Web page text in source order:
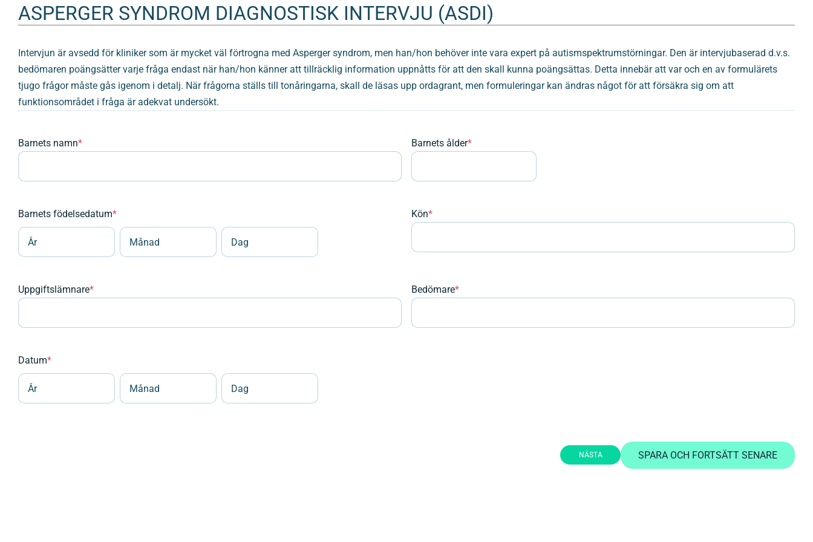
ASPERGER SYNDROM DIAGNOSTISK INTERVJU (ASDI)
Intervjun är avsedd för kliniker som är mycket väl förtrogna med Asperger syndrom, men han/hon behöver inte vara expert på autismspektrumstörningar. Den är intervjubaserad d.v.s.
bedömaren poängsätter varje fråga endast när han/hon känner att tillräcklig information uppnåtts för att den skall kunna poängsättas. Detta innebär att var och en av formulärets
tjugo frågor måste gås igenom i detalj. När frågorna ställs till tonåringarna, skall de läsas upp ordagrant, men formuleringar kan ändras något för att försäkra sig om att
funktionsområdet i fråga är adekvat undersökt.
Barnets namn* Barnets ålder*
Barnets födelsedatum*
År
Månad Dag
Kön*
Uppgiftslämnare* Bedömare*
Datum*
År
Månad Dag
SPARA OCH FORTSÄTT SENARE